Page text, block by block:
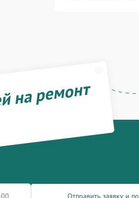
на ремонт
Отправить заявку и